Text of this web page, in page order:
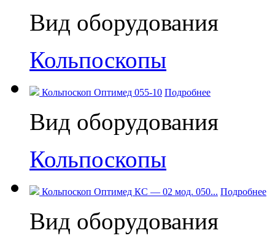
Вид оборудования
Кольпоскопы
Кольпоскоп Оптимед 055-10 Подробнее
Вид оборудования
Кольпоскопы
Кольпоскоп Оптимед КС — 02 мод. 050... Подробнее
Вид оборудования